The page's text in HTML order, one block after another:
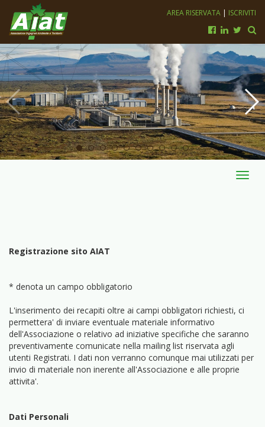
AREA RISERVATA | ISCRIVITI
Registrazione sito AIAT
* denota un campo obbligatorio
L'inserimento dei recapiti oltre ai campi obbligatori richiesti, ci
permettera' di inviare eventuale materiale informativo
dell'Associazione o relativo ad iniziative specifiche che saranno
preventivamente comunicate nella mailing list riservata agli
utenti Registrati. I dati non verranno comunque mai utilizzati per
invio di materiale non inerente all'Associazione e alle proprie
attivita'.
Dati Personali